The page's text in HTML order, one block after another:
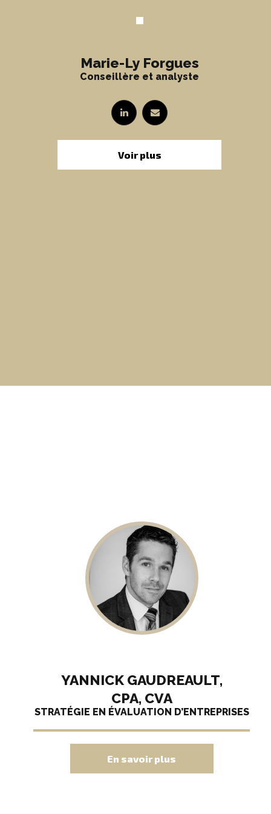
Marie-Ly Forgues
Conseillère et analyste
Voir plus
YANNICK GAUDREAULT,
CPA, CVA
STRATÉGIE EN ÉVALUATION D’ENTREPRISES
En savoir plus